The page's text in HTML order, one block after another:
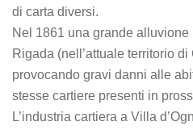
di carta diversi.
Nel 1861 una grande alluvione
Rigada (nell’attuale territorio di
provocando gravi danni alle
stesse cartiere presenti in
L’industria cartiera a Villa